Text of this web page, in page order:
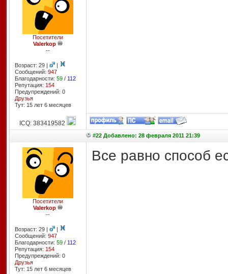
Посетители
Valerkop
--
Возраст: 29 |
|
Сообщений: 947
Благодарности: 59/ 112
Репутация: 154
Предупреждений: 0
Друзья
Тут: 15 лет 6 месяцев
ICQ: 383419582
#22 Добавлено: 28 февраля 2011 21:39
Посетители
Valerkop
--
Возраст: 29 |
|
Сообщений: 947
Благодарности: 59/ 112
Репутация: 154
Предупреждений: 0
Друзья
Тут: 15 лет 6 месяцев
Все равно способ